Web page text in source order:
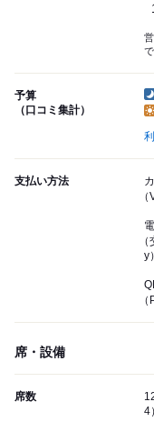
予算
（口コミ集計）
支払い方法
y）
席・設備
席数
4